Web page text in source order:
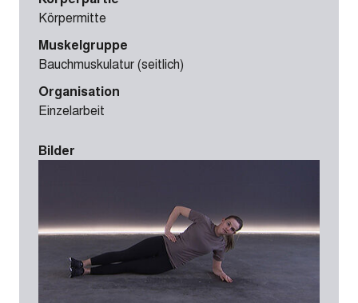
Körpermitte
Muskelgruppe
Bauchmuskulatur (seitlich)
Organisation
Einzelarbeit
Bilder